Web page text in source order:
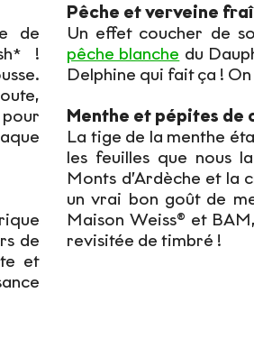
de
!
de
et
Pêche et verveine
Un effet coucher de
pêche blanche du
Delphine qui fait ça !
Menthe et pépites de
La tige de la menthe
les feuilles que nous
Monts d’Ardèche et la
un vrai bon goût de
Maison Weiss® et
revisitée de timbré !